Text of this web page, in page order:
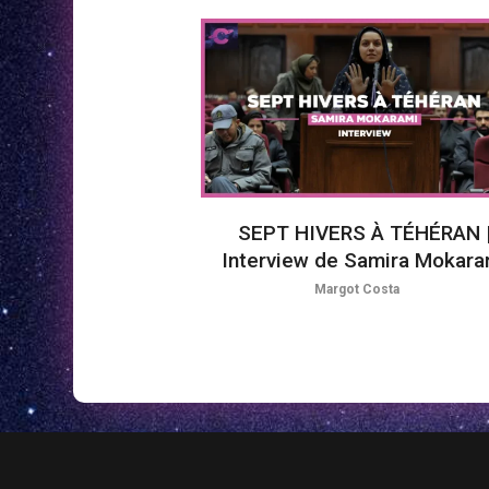
SEPT HIVERS À TÉHÉRAN |
Interview de Samira
Margot Costa